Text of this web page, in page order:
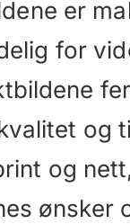
er
for
og
og
ønsker